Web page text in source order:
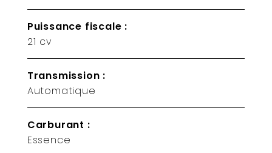
Puissance fiscale :
21 cv
Transmission :
Automatique
Carburant :
Essence